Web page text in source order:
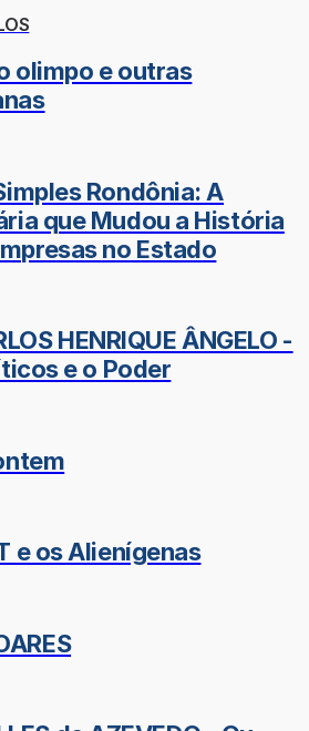
olimpo e outras
Rondônia: A
que Mudou a História
no Estado
HENRIQUE ÂNGELO -
e o Poder
e os Alienígenas